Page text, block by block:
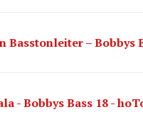
Basstonleiter – Bobbys
- Bobbys Bass 18 -